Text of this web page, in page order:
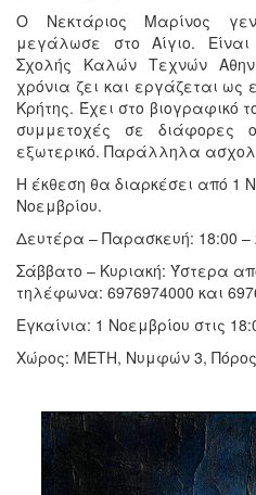
Ο Νεκτάριος Μαρίνος
μεγάλωσε στο Αίγιο.
Σχολής Καλών Τεχνών
χρόνια ζει και εργάζεται ως
Κρήτης. Έχει στο βιογραφικό
συμμετοχές σε διάφορες
εξωτερικό. Παράλληλα
Η έκθεση θα διαρκέσει από 1
Νοεμβρίου.
Δευτέρα – Παρασκευή: 18:00 –
Σάββατο – Κυριακή: Ύστερα
τηλέφωνα: 6976974000 και
Εγκαίνια: 1 Νοεμβρίου στις
Χώρος: ΜΕΤΗ, Νυμφών 3,